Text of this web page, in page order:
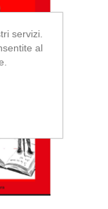
servizi.
al